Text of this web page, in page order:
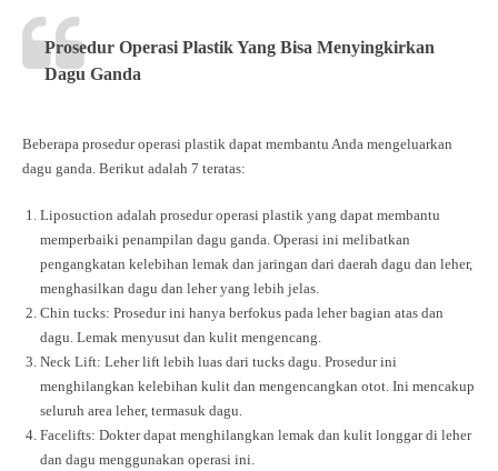
Prosedur Operasi Plastik Yang Bisa Menyingkirkan
Dagu Ganda
Beberapa prosedur operasi plastik dapat membantu Anda mengeluarkan
dagu ganda. Berikut adalah 7 teratas:
Liposuction adalah prosedur operasi plastik yang dapat membantu
memperbaiki penampilan dagu ganda. Operasi ini melibatkan
pengangkatan kelebihan lemak dan jaringan dari daerah dagu dan leher,
menghasilkan dagu dan leher yang lebih jelas.
Chin tucks: Prosedur ini hanya berfokus pada leher bagian atas dan
dagu. Lemak menyusut dan kulit mengencang.
Neck Lift: Leher lift lebih luas dari tucks dagu. Prosedur ini
menghilangkan kelebihan kulit dan mengencangkan otot. Ini mencakup
seluruh area leher, termasuk dagu.
Facelifts: Dokter dapat menghilangkan lemak dan kulit longgar di leher
dan dagu menggunakan operasi ini.